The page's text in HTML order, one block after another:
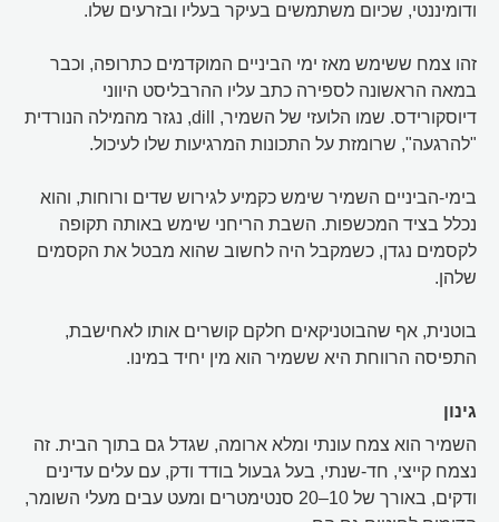
ודומיננטי, שכיום משתמשים בעיקר בעליו ובזרעים שלו.
זהו צמח ששימש מאז ימי הביניים המוקדמים כתרופה, וכבר
במאה הראשונה לספירה כתב עליו ההרבליסט היווני
דיוסקורידס. שמו הלועזי של השמיר, dill, נגזר מהמילה הנורדית
"להרגעה", שרומזת על התכונות המרגיעות שלו לעיכול.
בימי-הביניים השמיר שימש כקמיע לגירוש שדים ורוחות, והוא
נכלל בציד המכשפות. השבת הריחני שימש באותה תקופה
לקסמים נגדן, כשמקבל היה לחשוב שהוא מבטל את הקסמים
שלהן.
בוטנית, אף שהבוטניקאים חלקם קושרים אותו לאחישבת,
התפיסה הרווחת היא ששמיר הוא מין יחיד במינו.
גינון
השמיר הוא צמח עונתי ומלא ארומה, שגדל גם בתוך הבית. זה
נצמח קייצי, חד-שנתי, בעל גבעול בודד ודק, עם עלים עדינים
ודקים, באורך של 10–20 סנטימטרים ומעט עבים מעלי השומר,